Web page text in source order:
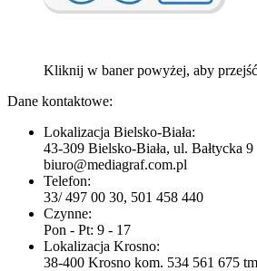
Kliknij w baner powyżej, aby
Dane kontaktowe:
Lokalizacja Bielsko-Biała:
43-309 Bielsko-Biała, ul. Bałtycka 9
biuro@mediagraf.com.pl
Telefon:
33/ 497 00 30, 501 458 440
Czynne:
Pon - Pt: 9 - 17
Lokalizacja Krosno:
38-400 Krosno kom. 534 561 675